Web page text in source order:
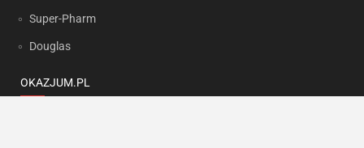
Super-Pharm
Douglas
OKAZJUM.PL